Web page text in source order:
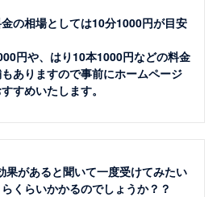
の相場としては10分1000円が目安
円や、はり10本1000円などの料金
ありますので事前にホームページ
すめいたします。
果があると聞いて一度受けてみたい
くらいかかるのでしょうか？？